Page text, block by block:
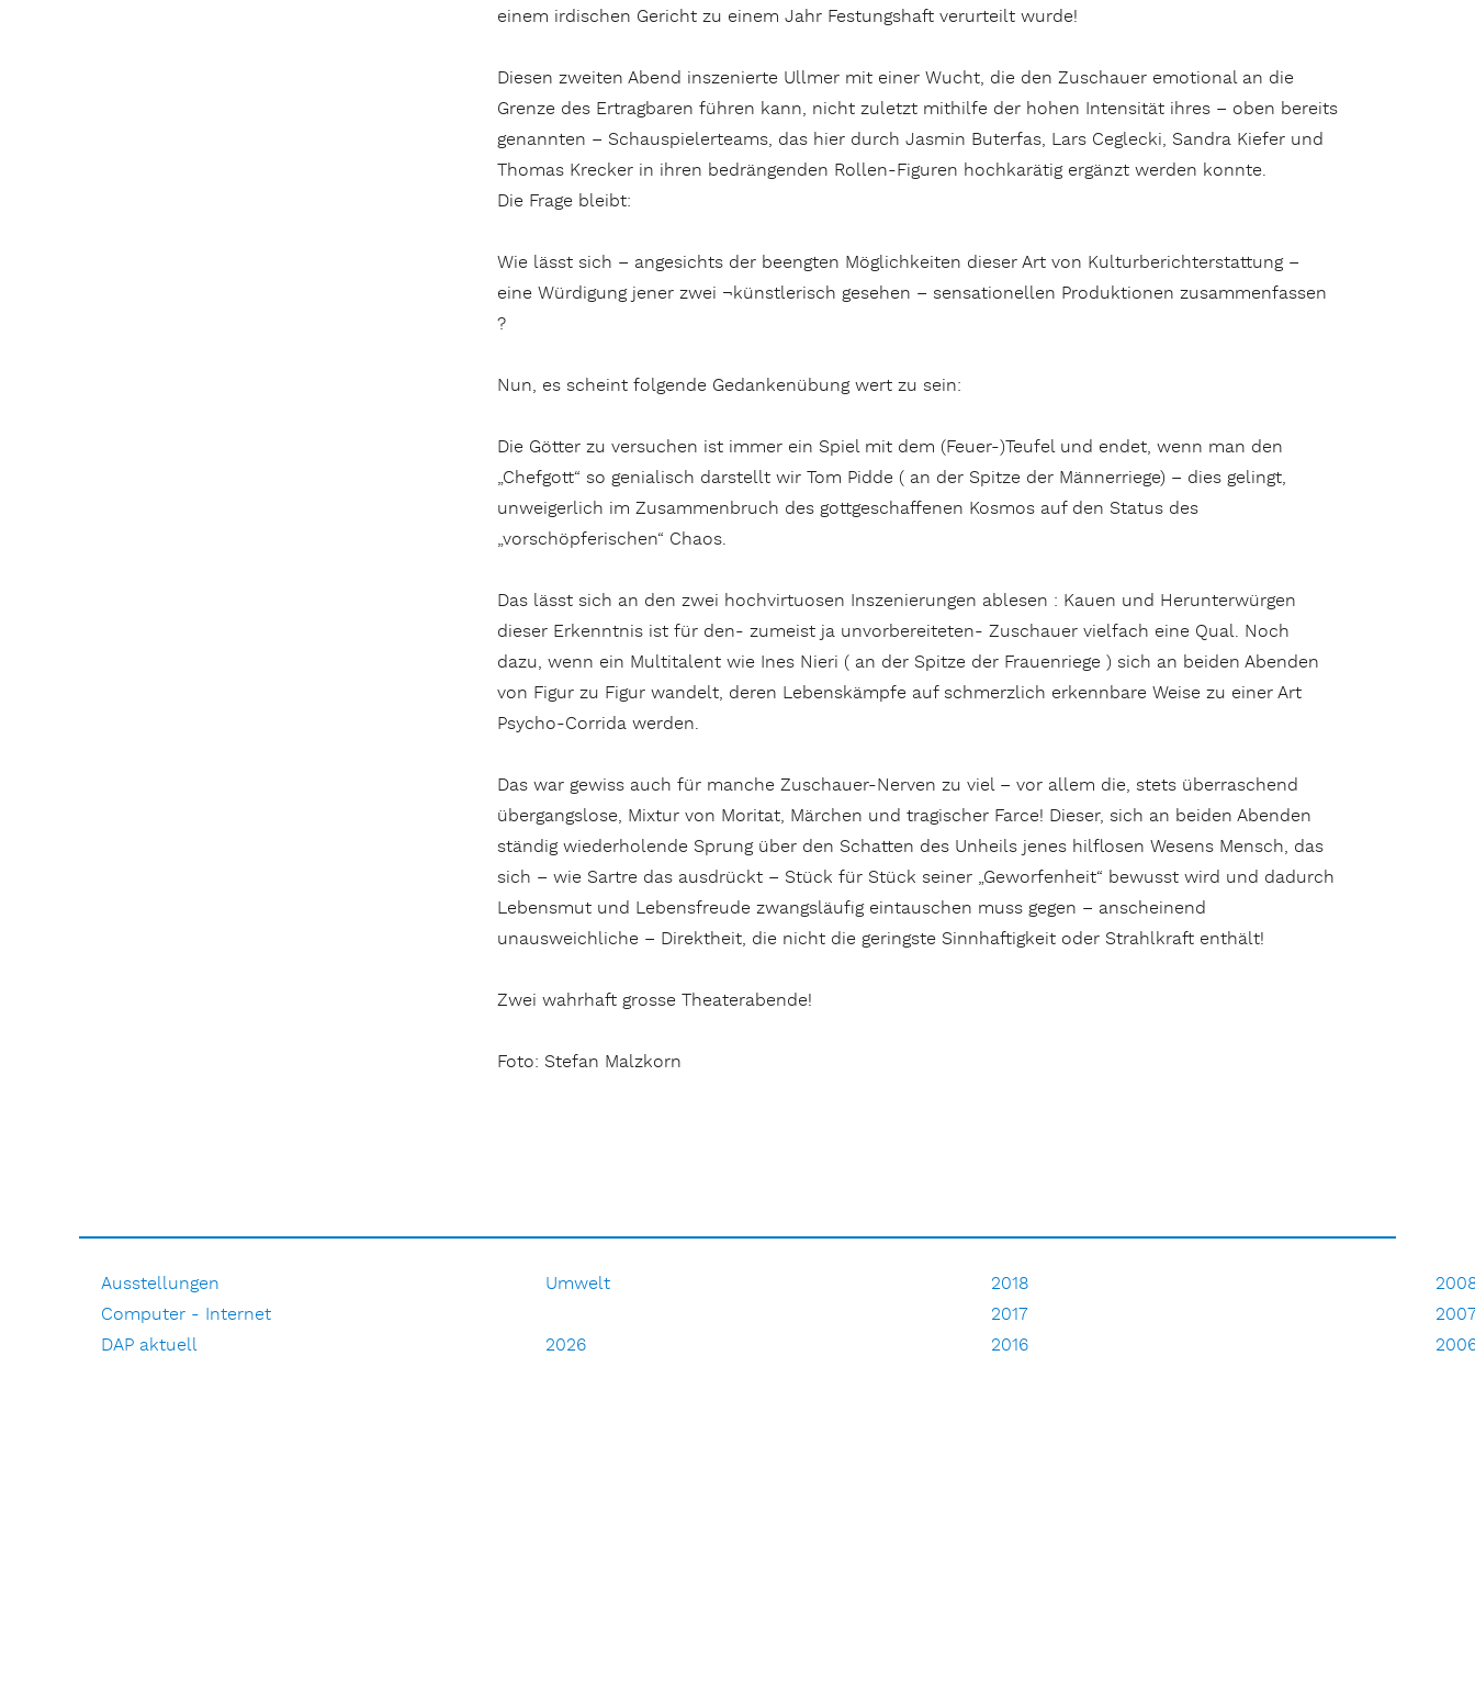
einem irdischen Gericht zu einem Jahr Festungshaft verurteilt wurde!
Diesen zweiten Abend inszenierte Ullmer mit einer Wucht, die den Zuschauer emotional an die
Grenze des Ertragbaren führen kann, nicht zuletzt mithilfe der hohen Intensität ihres – oben bereits
genannten – Schauspielerteams, das hier durch Jasmin Buterfas, Lars Ceglecki, Sandra Kiefer und
Thomas Krecker in ihren bedrängenden Rollen-Figuren hochkarätig ergänzt werden konnte.
Die Frage bleibt:
Wie lässt sich – angesichts der beengten Möglichkeiten dieser Art von Kulturberichterstattung –
eine Würdigung jener zwei ¬künstlerisch gesehen – sensationellen Produktionen zusammenfassen
?
Nun, es scheint folgende Gedankenübung wert zu sein:
Die Götter zu versuchen ist immer ein Spiel mit dem (Feuer-)Teufel und endet, wenn man den
„Chefgott“ so genialisch darstellt wir Tom Pidde ( an der Spitze der Männerriege) – dies gelingt,
unweigerlich im Zusammenbruch des gottgeschaffenen Kosmos auf den Status des
„vorschöpferischen“ Chaos.
Das lässt sich an den zwei hochvirtuosen Inszenierungen ablesen : Kauen und Herunterwürgen
dieser Erkenntnis ist für den- zumeist ja unvorbereiteten- Zuschauer vielfach eine Qual. Noch
dazu, wenn ein Multitalent wie Ines Nieri ( an der Spitze der Frauenriege ) sich an beiden Abenden
von Figur zu Figur wandelt, deren Lebenskämpfe auf schmerzlich erkennbare Weise zu einer Art
Psycho-Corrida werden.
Das war gewiss auch für manche Zuschauer-Nerven zu viel – vor allem die, stets überraschend
übergangslose, Mixtur von Moritat, Märchen und tragischer Farce! Dieser, sich an beiden Abenden
ständig wiederholende Sprung über den Schatten des Unheils jenes hilflosen Wesens Mensch, das
sich – wie Sartre das ausdrückt – Stück für Stück seiner „Geworfenheit“ bewusst wird und dadurch
Lebensmut und Lebensfreude zwangsläufig eintauschen muss gegen – anscheinend
unausweichliche – Direktheit, die nicht die geringste Sinnhaftigkeit oder Strahlkraft enthält!
Zwei wahrhaft grosse Theaterabende!
Foto: Stefan Malzkorn
Ausstellungen
Computer - Internet
DAP aktuell
Umwelt
2026
2018
2017
2016